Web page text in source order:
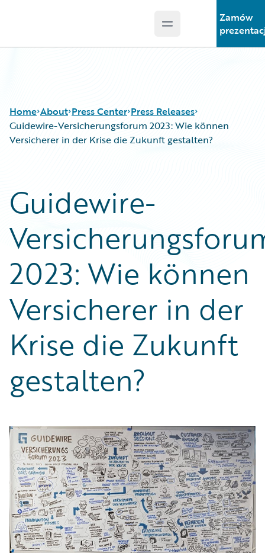
Open main menu
Zamów
Home About Press Center Press Releases
Guidewire-Versicherungsforum 2023: Wie können
Versicherer in der Krise die Zukunft gestalten?
Guidewire-
2023: Wie können
Versicherer in der
Krise die Zukunft
gestalten?